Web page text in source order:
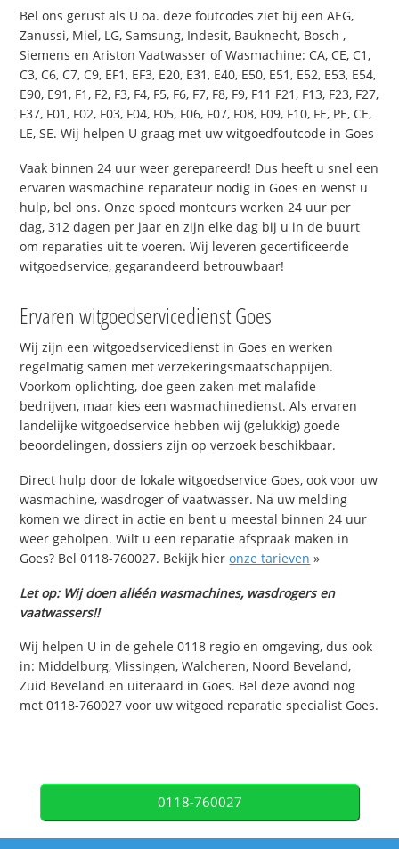
Bel ons gerust als U oa. deze foutcodes ziet bij een AEG,
Zanussi, Miel, LG, Samsung, Indesit, Bauknecht, Bosch ,
Siemens en Ariston Vaatwasser of Wasmachine: CA, CE, C1,
C3, C6, C7, C9, EF1, EF3, E20, E31, E40, E50, E51, E52, E53, E54,
E90, E91, F1, F2, F3, F4, F5, F6, F7, F8, F9, F11 F21, F13, F23, F27,
F37, F01, F02, F03, F04, F05, F06, F07, F08, F09, F10, FE, PE, CE,
LE, SE. Wij helpen U graag met uw witgoedfoutcode in Goes
Vaak binnen 24 uur weer gerepareerd! Dus heeft u snel een
ervaren wasmachine reparateur nodig in Goes en wenst u
hulp, bel ons. Onze spoed monteurs werken 24 uur per
dag, 312 dagen per jaar en zijn elke dag bij u in de buurt
om reparaties uit te voeren. Wij leveren gecertificeerde
witgoedservice, gegarandeerd betrouwbaar!
Ervaren witgoedservicedienst Goes
Wij zijn een witgoedservicedienst in Goes en werken
regelmatig samen met verzekeringsmaatschappijen.
Voorkom oplichting, doe geen zaken met malafide
bedrijven, maar kies een wasmachinedienst. Als ervaren
landelijke witgoedservice hebben wij (gelukkig) goede
beoordelingen, dossiers zijn op verzoek beschikbaar.
Direct hulp door de lokale witgoedservice Goes, ook voor uw
wasmachine, wasdroger of vaatwasser. Na uw melding
komen we direct in actie en bent u meestal binnen 24 uur
weer geholpen. Wilt u een reparatie afspraak maken in
Goes? Bel 0118-760027. Bekijk hieronze tarieven »
Let op: Wij doen alléén wasmachines, wasdrogers en
vaatwassers!!
Wij helpen U in de gehele 0118 regio en omgeving, dus ook
in: Middelburg, Vlissingen, Walcheren, Noord Beveland,
Zuid Beveland en uiteraard in Goes. Bel deze avond nog
met 0118-760027 voor uw witgoed reparatie specialist Goes.
0118-760027